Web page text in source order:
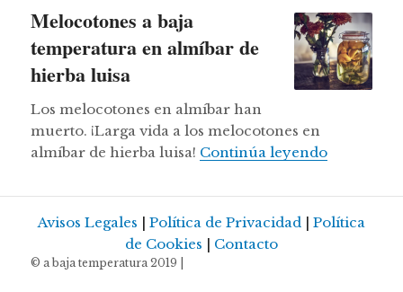
Melocotones a baja
temperatura en almíbar de
hierba luisa
Los melocotones en almíbar han
muerto. ¡Larga vida a los melocotones en
almíbar de hierba luisa! Continúa leyendo
Avisos Legales | Política de Privacidad | Política
de Cookies | Contacto
© a baja temperatura 2019 |